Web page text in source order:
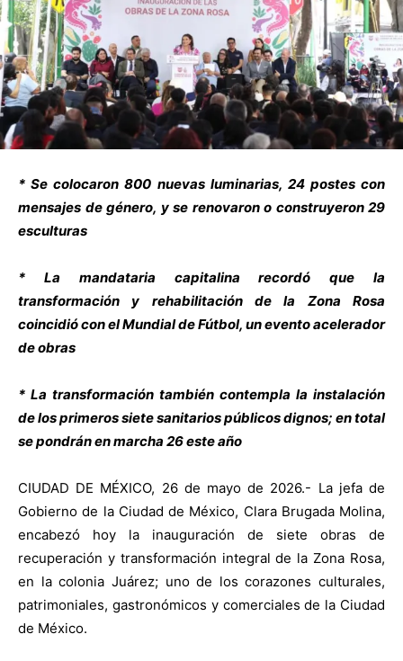
* Se colocaron 800 nuevas luminarias, 24 postes con
mensajes de género, y se renovaron o construyeron 29
esculturas
* La mandataria capitalina recordó que la
transformación y rehabilitación de la Zona Rosa
coincidió con el Mundial de Fútbol, un evento acelerador
de obras
* La transformación también contempla la instalación
de los primeros siete sanitarios públicos dignos; en total
se pondrán en marcha 26 este año
CIUDAD DE MÉXICO, 26 de mayo de 2026.- La jefa de
Gobierno de la Ciudad de México, Clara Brugada Molina,
encabezó hoy la inauguración de siete obras de
recuperación y transformación integral de la Zona Rosa,
en la colonia Juárez; uno de los corazones culturales,
patrimoniales, gastronómicos y comerciales de la Ciudad
de México.